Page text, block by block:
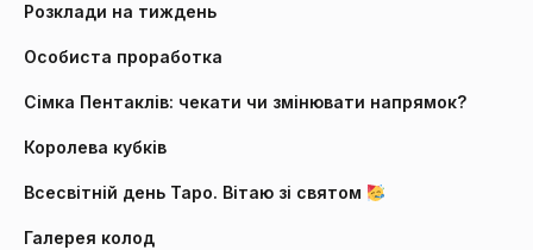
Розклади на тиждень
Особиста проработка
Сімка Пентаклів: чекати чи змінювати напрямок?
Королева кубків
Всесвітній день Таро. Вітаю зі святом
Галерея колод